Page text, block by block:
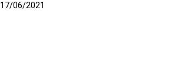
17/06/2021